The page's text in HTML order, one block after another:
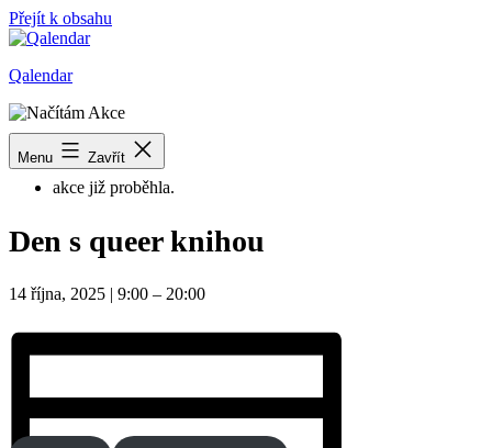
Přejít k obsahu
Qalendar
Menu Zavřít
« Všechny Akce
akce již proběhla.
Den s queer knihou
14 října, 2025 9:00 – 20:00